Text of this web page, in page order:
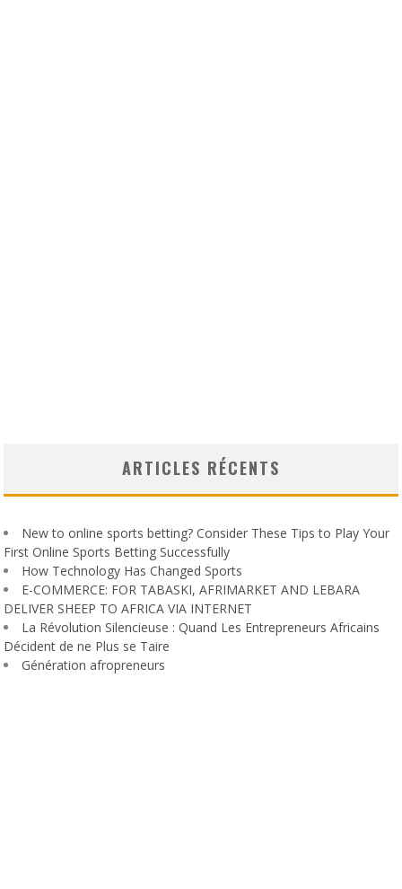
ARTICLES RÉCENTS
New to online sports betting? Consider These Tips to Play Your
First Online Sports Betting Successfully
How Technology Has Changed Sports
E-COMMERCE: FOR TABASKI, AFRIMARKET AND LEBARA
DELIVER SHEEP TO AFRICA VIA INTERNET
La Révolution Silencieuse : Quand Les Entrepreneurs Africains
Décident de ne Plus se Taire
Génération afropreneurs